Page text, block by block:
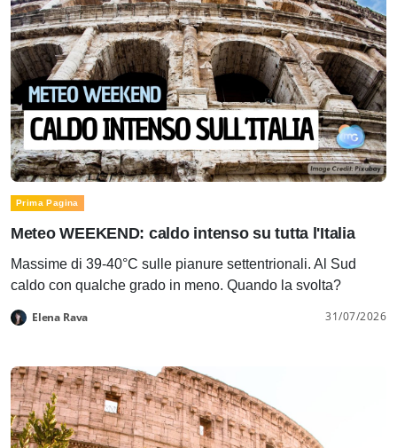
Prima Pagina
Meteo WEEKEND: caldo intenso su tutta l'Italia
Massime di 39-40°C sulle pianure settentrionali. Al Sud
caldo con qualche grado in meno. Quando la svolta?
Elena Rava 31/07/2026